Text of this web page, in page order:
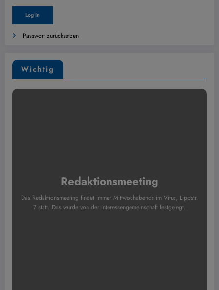
Passwort zurücksetzen
Wichtig
Redaktionsmeeting
Das Redaktionsmeeting findet immer Mittwochabends im Vitus, Lippstr.
7 statt. Das wurde von der Interessengemeinschaft festgelegt.